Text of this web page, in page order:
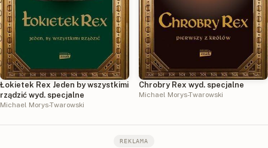
Łokietek Rex Jeden by wszystkimi
rządzić wyd. specjalne
Michael Morys-Twarowski
Chrobry Rex wyd. specjalne
Michael Morys-Twarowski
REKLAMA